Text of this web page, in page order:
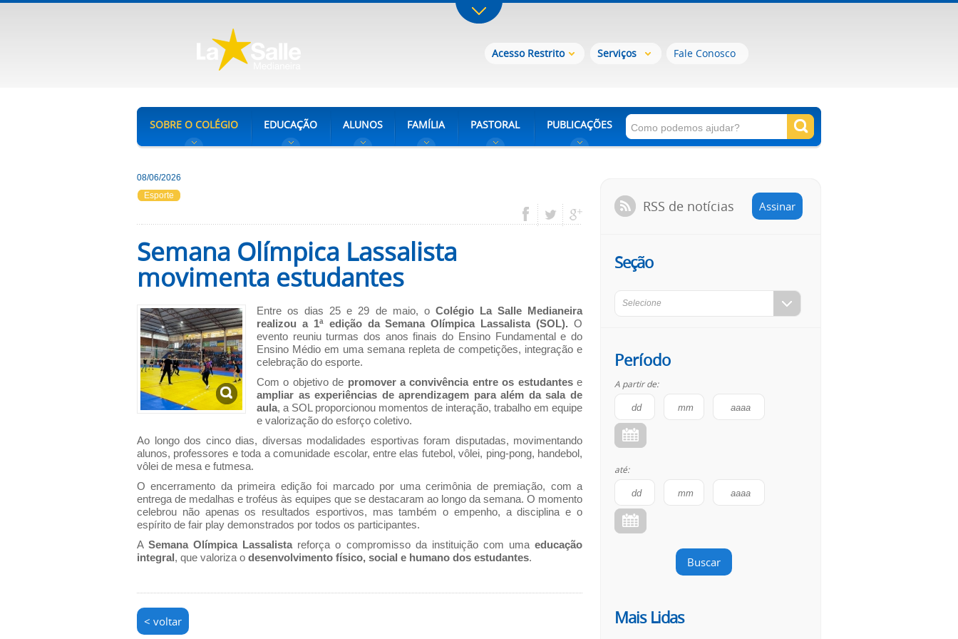
Acesso Restrito Serviços Fale Conosco
SOBRE O COLÉGIO EDUCAÇÃO ALUNOS FAMÍLIA PASTORAL PUBLICAÇÕES
08/06/2026
Esporte
Semana Olímpica Lassalista
movimenta estudantes
Entre os dias 25 e 29 de maio, o Colégio La Salle Medianeira
realizou a 1ª edição da Semana Olímpica Lassalista (SOL). O
evento reuniu turmas dos anos finais do Ensino Fundamental e do
Ensino Médio em uma semana repleta de competições, integração e
celebração do esporte.
Com o objetivo de promover a convivência entre os estudantese
ampliar as experiências de aprendizagem para além da sala de
aula, a SOL proporcionou momentos de interação, trabalho em equipe
e valorização do esforço coletivo.
Ao longo dos cinco dias, diversas modalidades esportivas foram disputadas, movimentando
alunos, professores e toda a comunidade escolar, entre elas futebol, vôlei, ping-pong, handebol,
vôlei de mesa e futmesa.
O encerramento da primeira edição foi marcado por uma cerimônia de premiação, com a
entrega de medalhas e troféus às equipes que se destacaram ao longo da semana. O momento
celebrou não apenas os resultados esportivos, mas também o empenho, a disciplina e o
espírito de fair play demonstrados por todos os participantes.
ASemana Olímpica Lassalista reforça o compromisso da instituição com umaeducação
integral, que valoriza o desenvolvimento físico, social e humano dos estudantes.
< voltar
RSS de notícias Assinar
Seção
Selecione
Período
A partir de:
até:
Buscar
Mais Lidas